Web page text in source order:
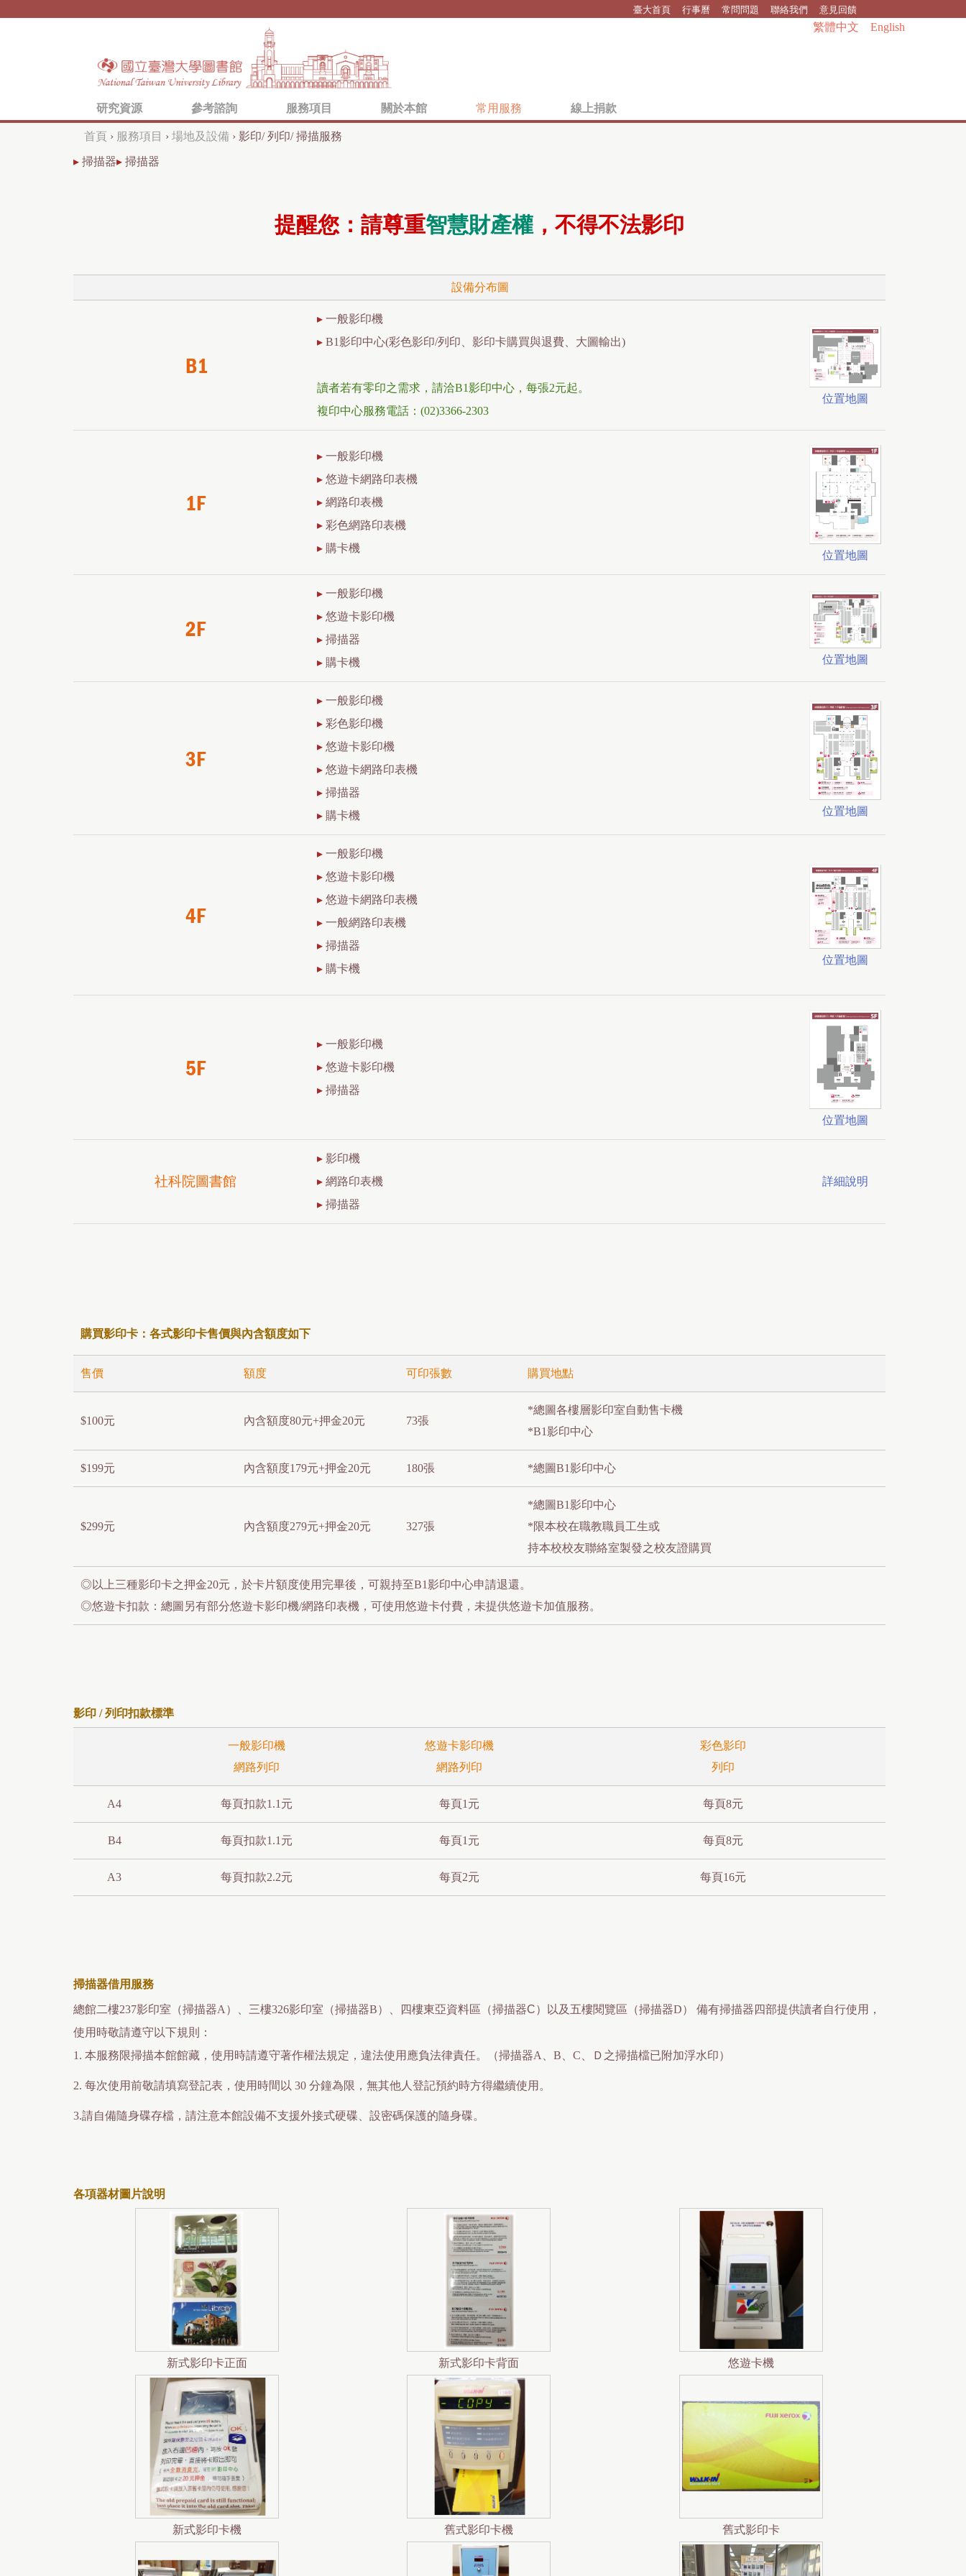
臺大首頁 行事曆 常問問題 聯絡我們 意見回饋
繁體中文 English
研究資源 參考諮詢 服務項目 關於本館 常用服務 線上捐款
您
首頁 › 服務項目 › 場地及設備 › 影印/ 列印/ 掃描服務
▸ 掃描器▸ 掃描器
提醒您：請尊重智慧財產權 ，不得不法影印
設備分布圖
▸ 一般影印機
▸ B1影印中心(彩色影印/列印、影印卡購買與退費、大圖輸出)
讀者若有零印之需求，請洽B1影印中心，每張2元起。
複印中心服務電話：(02)3366-2303
位置地圖
▸ 一般影印機
▸ 悠遊卡網路印表機
▸ 網路印表機
▸ 彩色網路印表機
▸ 購卡機
位置地圖
▸ 一般影印機
▸ 悠遊卡影印機
▸ 掃描器
▸ 購卡機 位置地圖
▸ 一般影印機
▸ 彩色影印機
▸ 悠遊卡影印機
▸ 悠遊卡網路印表機
▸ 掃描器
▸ 購卡機 位置地圖
▸ 一般影印機
▸ 悠遊卡影印機
▸ 悠遊卡網路印表機
▸ 一般網路印表機
▸ 掃描器
▸ 購卡機
位置地圖
▸ 一般影印機
▸ 悠遊卡影印機
▸ 掃描器
位置地圖
社科院圖書館
▸ 影印機
▸ 網路印表機
▸ 掃描器
詳細說明
購買影印卡：各式影印卡售價與內含額度如下
售價 額度 可印張數 購買地點
$100元 內含額度80元+押金20元 73張
*總圖各樓層影印室自動售卡機
*B1影印中心
$199元 內含額度179元+押金20元 180張 *總圖B1影印中心
$299元 內含額度279元+押金20元 327張
*總圖B1影印中心
*限本校在職教職員工生或
持本校校友聯絡室製發之校友證購買
◎以上三種影印卡之押金20元，於卡片額度使用完畢後，可親持至B1影印中心申請退還。
◎悠遊卡扣款：總圖另有部分悠遊卡影印機/網路印表機，可使用悠遊卡付費，未提供悠遊卡加值服務。
影印 / 列印扣款標準
一般影印機
網路列印
悠遊卡影印機
網路列印
彩色影印
列印
A4 每頁扣款1.1元 每頁1元 每頁8元
B4 每頁扣款1.1元 每頁1元 每頁8元
A3 每頁扣款2.2元 每頁2元 每頁16元
掃描器借用服務
總館二樓237影印室（掃描器A）、三樓326影印室（掃描器B）、四樓東亞資料區（掃描器C）以及五樓閱覽區（掃描器D） 備有掃描器四部提供讀者自行使用，
使用時敬請遵守以下規則：
1. 本服務限掃描本館館藏，使用時請遵守著作權法規定，違法使用應負法律責任。（掃描器A、B、C、Ｄ之掃描檔已附加浮水印）
2. 每次使用前敬請填寫登記表，使用時間以 30 分鐘為限，無其他人登記預約時方得繼續使用。
3.請自備隨身碟存檔，請注意本館設備不支援外接式硬碟、設密碼保護的隨身碟。
各項器材圖片說明
新式影印卡正面 新式影印卡背面 悠遊卡機
新式影印卡機 舊式影印卡機 舊式影印卡